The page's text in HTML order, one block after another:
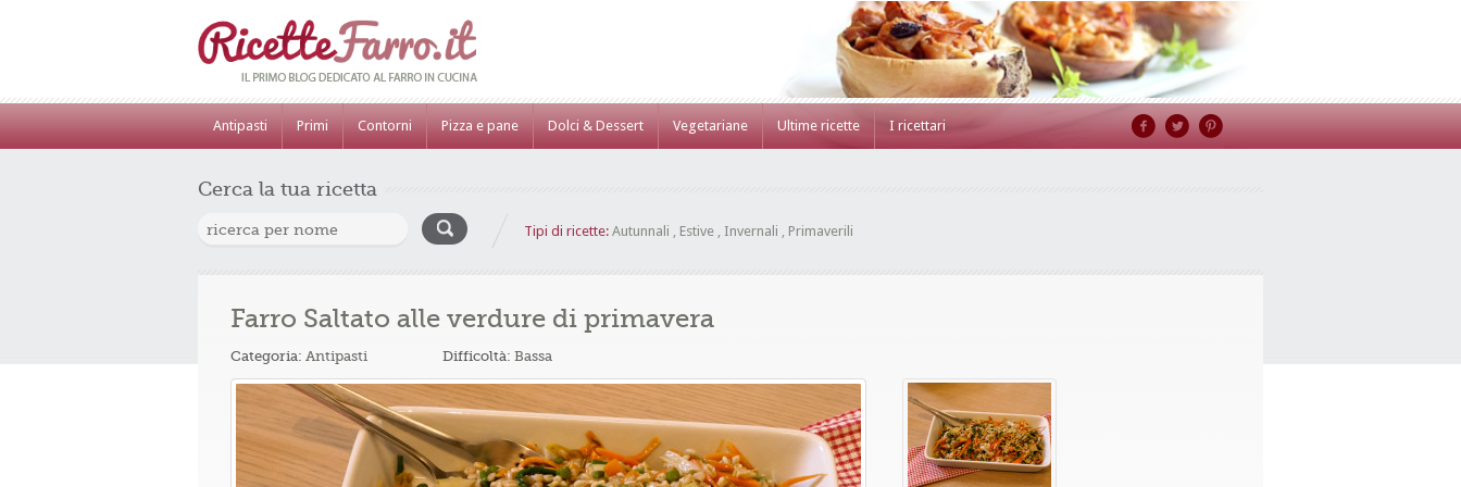
Antipasti Primi Contorni Pizza e pane Dolci & Dessert Vegetariane Ultime ricette I ricettari
Cerca la tua ricetta
Tipi di ricette: Autunnali , Estive , Invernali , Primaverili
Farro Saltato alle verdure di primavera
Categoria: Antipasti Difficoltà: Bassa